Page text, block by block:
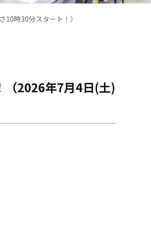
時30分スタート！）
（2026年7月4日(土)